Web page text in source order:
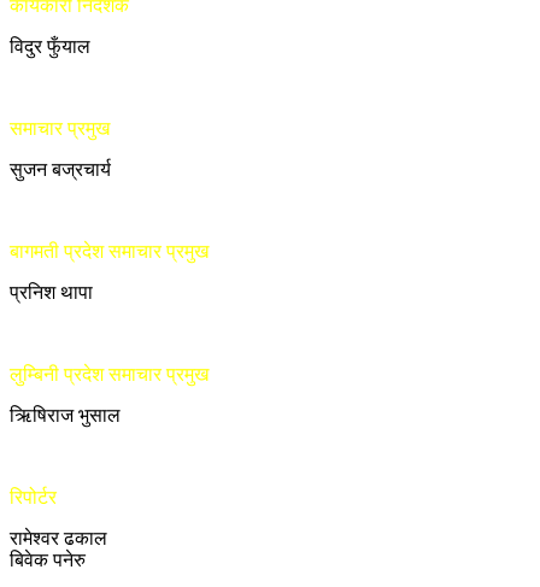
कार्यकारी निर्देशक
विदुर फुँयाल
समाचार प्रमुख
सुजन बज्रचार्य
बागमती प्रदेश समाचार प्रमुख
प्रनिश थापा
लुम्बिनी प्रदेश समाचार प्रमुख
ऋिषिराज भुसाल
रिपोर्टर
रामेश्वर ढकाल
बिवेक पनेरु